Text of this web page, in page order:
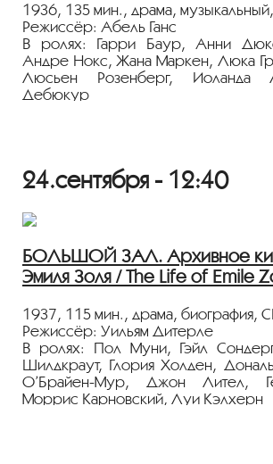
1936, 135 мин., драма,
Режиссёр: Абель Ганс
В ролях: Гарри Баур, Анни
Андре Нокс, Жана Маркен, Люка
Люсьен Розенберг, Иоланда
Дебюкур
Биографический фильм о
композиторе, пианисте и
Фильм демонстрируется в русском
Лента представлена в рамках
мы рекомендуем производить
оплату услуг, использовать
держать социальную дистанцию,
персональной защиты (маска,
время киносеанса.
24.сентября - 12:40
БОЛЬШОЙ ЗАЛ. Архивное
Эмиля Золя / The Life of Emile
1937, 115 мин., драма, биография,
Режиссёр: Уильям Дитерле
В ролях: Пол Муни, Гэйл
Шилдкраут, Глория Холден,
О’Брайен-Мур, Джон Лител,
Моррис Карновский, Луи Кэлхерн
Фильм демонстрируется на